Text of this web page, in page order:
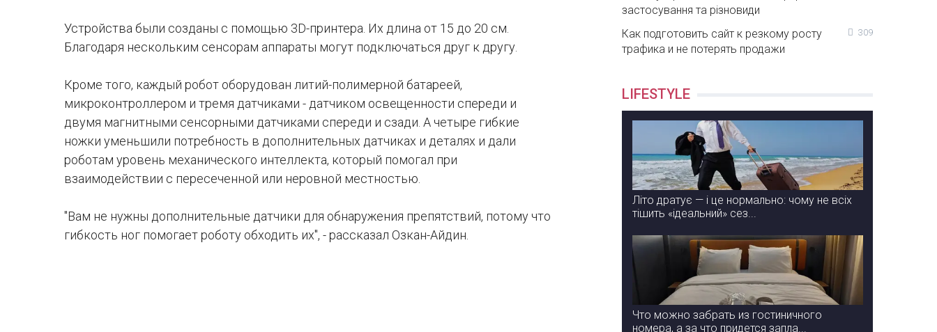
Устройства были созданы с помощью 3D-принтера. Их длина от 15 до 20 см.
Благодаря нескольким сенсорам аппараты могут подключаться друг к другу.
Кроме того, каждый робот оборудован литий-полимерной батареей,
микроконтроллером и тремя датчиками - датчиком освещенности спереди и
двумя магнитными сенсорными датчиками спереди и сзади. А четыре гибкие
ножки уменьшили потребность в дополнительных датчиках и деталях и дали
роботам уровень механического интеллекта, который помогал при
взаимодействии с пересеченной или неровной местностью.
"Вам не нужны дополнительные датчики для обнаружения препятствий, потому что
гибкость ног помогает роботу обходить их", - рассказал Озкан-Айдин.
застосування та різновиди
Как подготовить сайт к резкому росту
трафика и не потерять продажи
309
LIFESTYLE
Літо дратує — і це нормально: чому не всіх
тішить «ідеальний» сез...
Что можно забрать из гостиничного
номера, а за что придется запла...